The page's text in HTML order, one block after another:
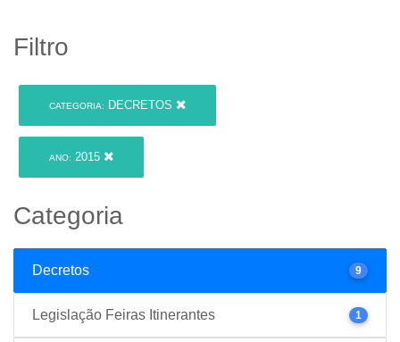
Filtro
CATEGORIA: DECRETOS
ANO: 2015
Categoria
Decretos 9
Legislação Feiras Itinerantes 1